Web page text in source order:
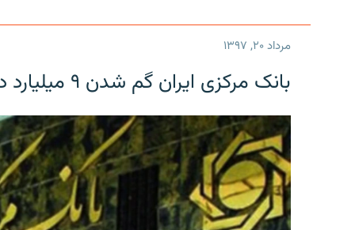
مرداد ۲۰, ۱۳۹۷
بانک مرکزی ایران گم شدن ۹ میلیارد دلار را تکذیب کرد